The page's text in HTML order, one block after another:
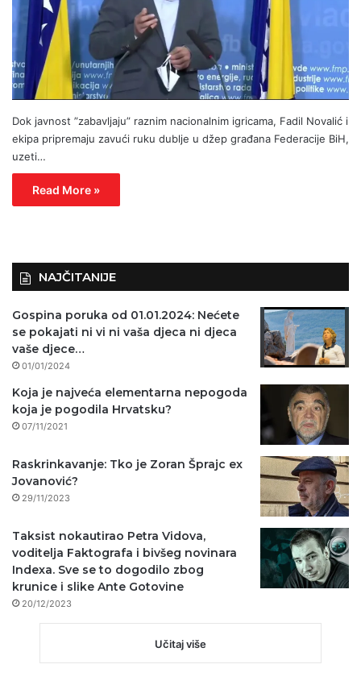
Dok javnost ”zabavljaju” raznim nacionalnim igricama, Fadil Novalić i
ekipa pripremaju zavući ruku dublje u džep građana Federacije BiH,
uzeti…
Read More »
NAJČITANIJE
Gospina poruka od 01.01.2024: Nećete
se pokajati ni vi ni vaša djeca ni djeca
vaše djece…
01/01/2024
Koja je najveća elementarna nepogoda
koja je pogodila Hrvatsku?
07/11/2021
Raskrinkavanje: Tko je Zoran Šprajc ex
Jovanović?
29/11/2023
Taksist nokautirao Petra Vidova,
voditelja Faktografa i bivšeg novinara
Indexa. Sve se to dogodilo zbog
krunice i slike Ante Gotovine
20/12/2023
Učitaj više